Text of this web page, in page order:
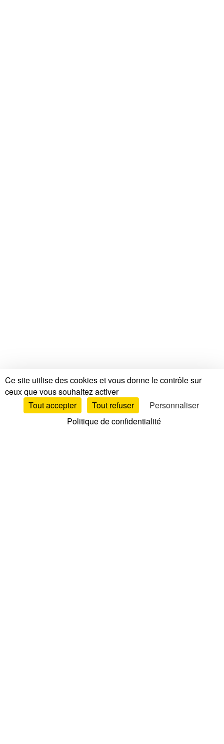
Ce site utilise des cookies et vous donne le contrôle sur
ceux que vous souhaitez activer
Tout accepter
Tout refuser
Personnaliser
Politique de confidentialité